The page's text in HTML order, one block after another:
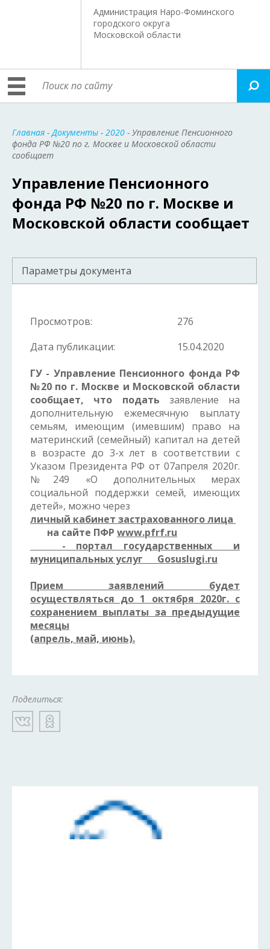
Администрация Наро-Фоминского
городского округа
Московской области
Главная -Документы - 2020 - Управление Пенсионного
фонда РФ №20 по г. Москве и Московской области
сообщает
Управление Пенсионного
фонда РФ №20 по г. Москве и
Московской области сообщает
Параметры документа
Просмотров:
276
Дата публикации:
15.04.2020
ГУ - Управление Пенсионного фонда РФ
№20 по г. Москве и Московской области
сообщает, что подать заявление на
дополнительную ежемесячную выплату
семьям, имеющим (имевшим) право на
материнский (семейный) капитал на детей
в возрасте до 3-х лет в соответствии с
Указом Президента РФ от 07апреля 2020г.
№249 «О дополнительных мерах
социальной поддержки семей, имеющих
детей», можно через
личный кабинет застрахованного лица
на сайте ПФР www.pfrf.ru
- портал государственных и
муниципальных услуг
Gosuslugi.ru
Прием заявлений будет
осуществляться до 1 октября 2020г. с
сохранением выплаты за предыдущие
месяцы
(апрель, май, июнь).
Поделиться: